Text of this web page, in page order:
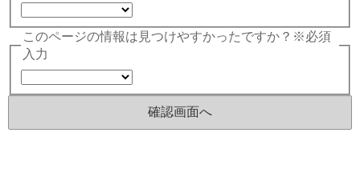
このページの情報は見つけやすかったですか？ ※必須
入力